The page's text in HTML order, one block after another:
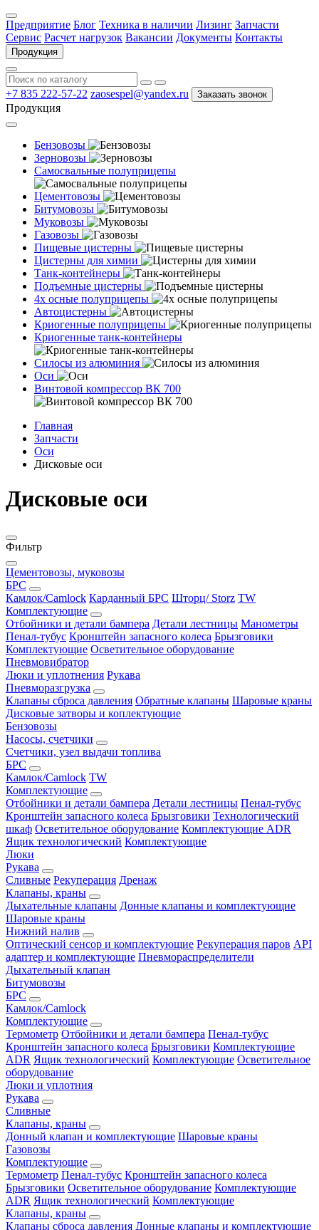
Предприятие Блог Техника в наличии Лизинг Запчасти
Сервис Расчет нагрузок Вакансии Документы Контакты
Продукция
+7 835 222-57-22 zaosespel@yandex.ru Заказать звонок
Продукция
Бензовозы
Зерновозы
Самосвальные полуприцепы
Цементовозы
Битумовозы
Муковозы
Газовозы
Пищевые цистерны
Цистерны для химии
Танк-контейнеры
Подъемные цистерны
4х осные полуприцепы
Автоцистерны
Криогенные полуприцепы
Криогенные танк-контейнеры
Силосы из алюминия
Оси
Винтовой компрессор ВК 700
Главная
Запчасти
Оси
Дисковые оси
Дисковые оси
Фильтр
Цементовозы, муковозы
БРС
Камлок/Camlock Карданный БРС Шторц/ Storz TW
Комплектующие
Отбойники и детали бампера Детали лестницы Манометры
Пенал-тубус Кронштейн запасного колеса Брызговики
Комплектующие Осветительное оборудование
Пневмовибратор
Люки и уплотнения Рукава
Пневморазгрузка
Клапаны сброса давления Обратные клапаны Шаровые краны
Дисковые затворы и коплектующие
Бензовозы
Насосы, счетчики
Счетчики, узел выдачи топлива
БРС
Камлок/Camlock TW
Комплектующие
Отбойники и детали бампера Детали лестницы Пенал-тубус
Кронштейн запасного колеса Брызговики Технологический
шкаф Осветительное оборудование Комплектующие ADR
Ящик технологический Комплектующие
Люки
Рукава
Сливные Рекуперация Дренаж
Клапаны, краны
Дыхательные клапаны Донные клапаны и комплектующие
Шаровые краны
Нижний налив
Оптический сенсор и комплектующие Рекуперация паров API
адаптер и комплектующие Пневмораспределители
Дыхательный клапан
Битумовозы
БРС
Камлок/Camlock
Комплектующие
Термометр Отбойники и детали бампера Пенал-тубус
Кронштейн запасного колеса Брызговики Комплектующие
ADR Ящик технологический Комплектующие Осветительное
оборудование
Люки и уплотния
Рукава
Сливные
Клапаны, краны
Донный клапан и комплектующие Шаровые краны
Газовозы
Комплектующие
Термометр Пенал-тубус Кронштейн запасного колеса
Брызговики Осветительное оборудование Комплектующие
ADR Ящик технологический Комплектующие
Клапаны, краны
Клапаны сброса давления Донные клапаны и комплектующие